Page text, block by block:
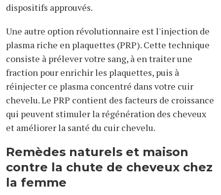
dispositifs approuvés.
Une autre option révolutionnaire est l'injection de
plasma riche en plaquettes (PRP). Cette technique
consiste à prélever votre sang, à en traiter une
fraction pour enrichir les plaquettes, puis à
réinjecter ce plasma concentré dans votre cuir
chevelu. Le PRP contient des facteurs de croissance
qui peuvent stimuler la régénération des cheveux
et améliorer la santé du cuir chevelu.
Remèdes naturels et maison
contre la chute de cheveux chez
la femme